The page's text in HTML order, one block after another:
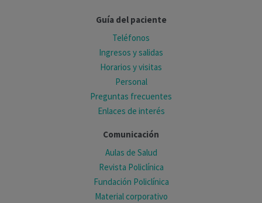
Guía del paciente
Teléfonos
Ingresos y salidas
Horarios y visitas
Personal
Preguntas frecuentes
Enlaces de interés
Comunicación
Aulas de Salud
Revista Policlínica
Fundación Policlínica
Material corporativo